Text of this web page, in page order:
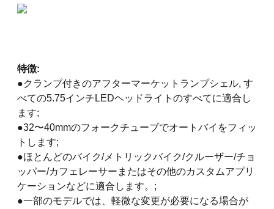
特徴:
●クランプ付きのアフターマーケットランプシェル, す
べての5.75インチLEDヘッドライトのすべてに適合し
ます;
●32〜40mmのフォークチューブでオートバイをフィッ
トします;
●ほとんどのバイク/メトリックバイク/クルーザー/チョ
ッパー/カフェレーサーまたはその他のカスタムアプリ
ケーションなどに適合します。;
●一部のモデルでは、軽微な変更が必要になる場合が